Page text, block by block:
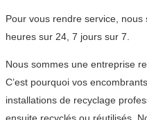
Pour vous rendre service,
heures sur 24, 7 jours sur 7.
Nous sommes une entreprise
C’est pourquoi vos
installations de recyclage
ensuite recyclés ou réutilisés.